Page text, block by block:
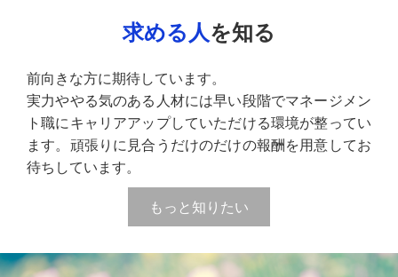
求める人を知る
前向きな方に期待しています。
実力ややる気のある人材には早い段階でマネージメン
ト職にキャリアアップしていただける環境が整ってい
ます。頑張りに見合うだけのだけの報酬を用意してお
待ちしています。
もっと知りたい